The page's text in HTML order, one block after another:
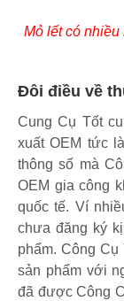
Mỏ lết có
Đôi điều về
Cung Cụ Tốt
xuất OEM tức
thông số mà
OEM gia công
quốc tế. Ví
chưa đăng ký
phẩm. Công
sản phẩm với
đã được Công